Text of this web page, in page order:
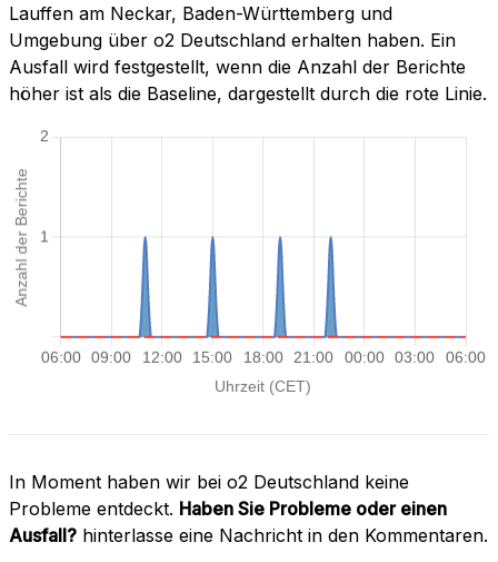
Lauffen am Neckar, Baden-Württemberg und
Umgebung über o2 Deutschland erhalten haben. Ein
Ausfall wird festgestellt, wenn die Anzahl der Berichte
höher ist als die Baseline, dargestellt durch die rote Linie.
In Moment haben wir bei o2 Deutschland keine
Probleme entdeckt. Haben Sie Probleme oder einen
Ausfall? hinterlasse eine Nachricht in den Kommentaren.